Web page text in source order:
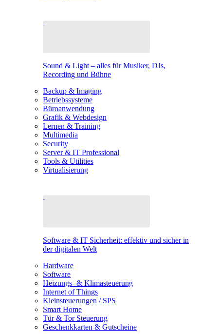
Sound & Light – alles für Musiker, DJs,
Recording und Bühne
Backup & Imaging
Betriebssysteme
Büroanwendung
Grafik & Webdesign
Lernen & Training
Multimedia
Security
Server & IT Professional
Tools & Utilities
Virtualisierung
Software & IT Sicherheit: effektiv und sicher in
der digitalen Welt
Hardware
Software
Heizungs- & Klimasteuerung
Internet of Things
Kleinsteuerungen / SPS
Smart Home
Tür & Tor Steuerung
Geschenkkarten & Gutscheine